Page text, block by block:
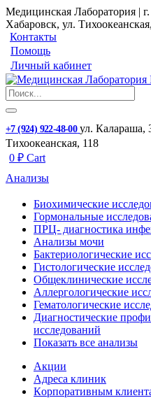
Медицинская Лаборатория |
Хабаровск, ул.
Контакты
Помощь
Личный кабинет
+7 (924) 922-48-00 ул. ​Калараша,
Тихоокеанская, 118
0 ₽ Cart
Анализы
Биохимические
Гормональные
ПРЦ- диагностика
Анализы мочи
Бактериологические
Гистологические
Общеклинические
Аллергологические
Гематологические
Диагностические
исследований
Показать все анализы
Акции
Адреса клиник
Кoрпоративным